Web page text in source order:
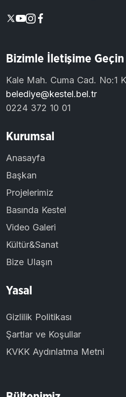
Bizimle İletişime Geçin
Kale Mah. Cuma Cad. No:1
belediye@kestel.bel.tr
0224 372 10 01
Kurumsal
Anasayfa
Başkan
Projelerimiz
Basında Kestel
Video Galeri
Kültür&Sanat
Bize Ulaşın
Yasal
Gizlilik Politikası
Şartlar ve Koşullar
KVKK Aydınlatma Metni